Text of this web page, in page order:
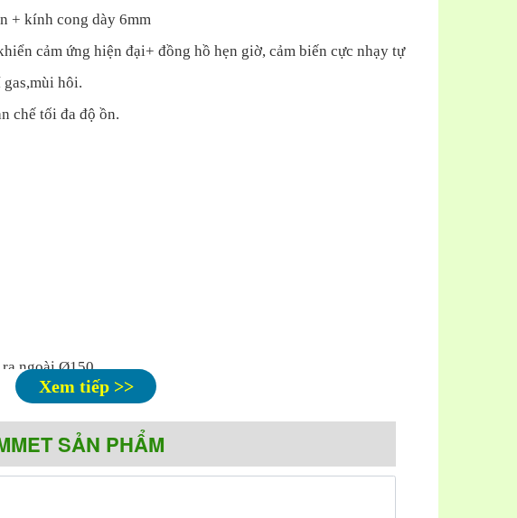
+ kính cong dày 6mm
cảm ứng hiện đại+ đồng hồ hẹn giờ, cảm biến cực nhạy tự
hôi.
chế tối đa độ ồn.
ngoài Ø150
NA 70G7
1 của hãng NAPOLIZ tại Việt Nam, có giấy chứng nhận của
từ nhập khẩu sẽ được công ty NAPOLIZ đảm bảo 100% về chất
Xem tiếp >>
SẢN PHẨM